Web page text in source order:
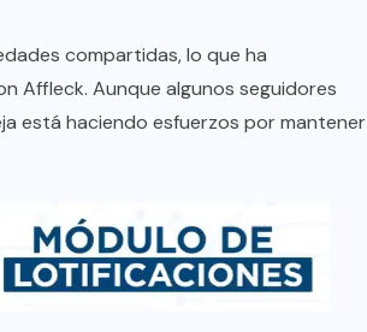
compartidas, lo que ha
Affleck. Aunque algunos seguidores
está haciendo esfuerzos por mantener